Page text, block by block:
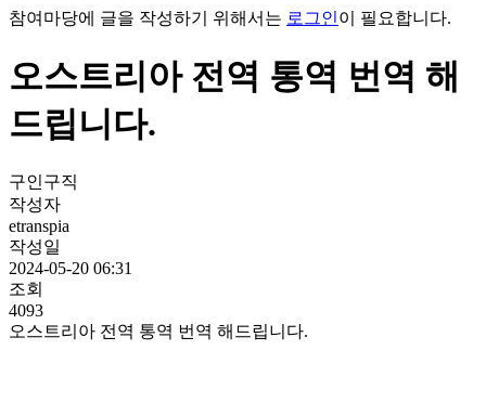
참여마당에 글을 작성하기 위해서는 로그인이 필요합니다.
오스트리아 전역 통역 번역 해
드립니다.
구인구직
작성자
etranspia
작성일
2024-05-20 06:31
조회
4093
오스트리아 전역 통역 번역 해드립니다.